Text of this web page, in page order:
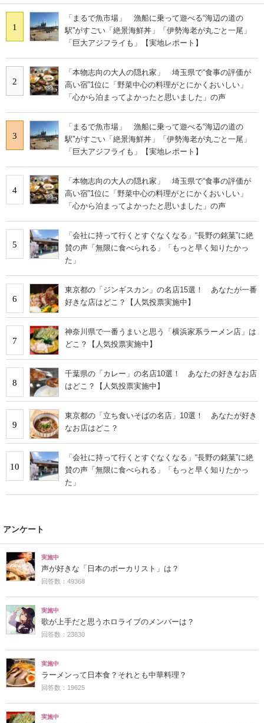
1
「まるで魚市場」 漁船に乗って遊べる“海辺の道の
駅”がすごい「絶景海鮮丼」「伊勢海老が丸ごと一尾」
「巨大アジフライも」【実地レポート】
2
「本物志向の大人の隠れ家」 埼玉県で“食事の評価が
高い宿”1位に「野菜中心の料理がとにかくおいしい」
「心から泊まってよかったと思いました」の声
3
「まるで魚市場」 漁船に乗って遊べる“海辺の道の
駅”がすごい「絶景海鮮丼」「伊勢海老が丸ごと一尾」
「巨大アジフライも」【実地レポート】
4
「本物志向の大人の隠れ家」 埼玉県で“食事の評価が
高い宿”1位に「野菜中心の料理がとにかくおいしい」
「心から泊まってよかったと思いました」の声
5
「会社に持って行くとすぐなくなる」“長野の銘菓”に絶
賛の声「無限に食べられる」「もっと早く知りたかっ
た」
6
東京都の「ジンギスカン」の名店15選！ あなたが一番
好きな店はどこ？【人気投票実施中】
7
神奈川県で一番うまいと思う「横浜家系ラーメン店」は
どこ？【人気投票実施中】
8
千葉県の「カレー」の名店10選！ あなたの好きなお店
はどこ？【人気投票実施中】
9
東京都の「立ち食いそばの名店」10選！ あなたが好き
なお店はどこ？
10
「会社に持って行くとすぐなくなる」“長野の銘菓”に絶
賛の声「無限に食べられる」「もっと早く知りたかっ
た」
アンケート
実施中
声が好きな「日本のボーカリスト」は？
回答数：49368
実施中
歌が上手だと思うホロライブのメンバーは？
回答数：23830
実施中
ラーメンって日本食？それとも中華料理？
回答数：19625
実施中